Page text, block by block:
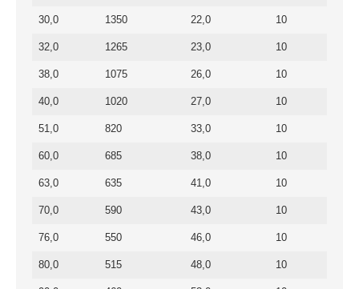
30,0 1350 22,0 10
32,0 1265 23,0 10
38,0 1075 26,0 10
40,0 1020 27,0 10
51,0 820 33,0 10
60,0 685 38,0 10
63,0 635 41,0 10
70,0 590 43,0 10
76,0 550 46,0 10
80,0 515 48,0 10